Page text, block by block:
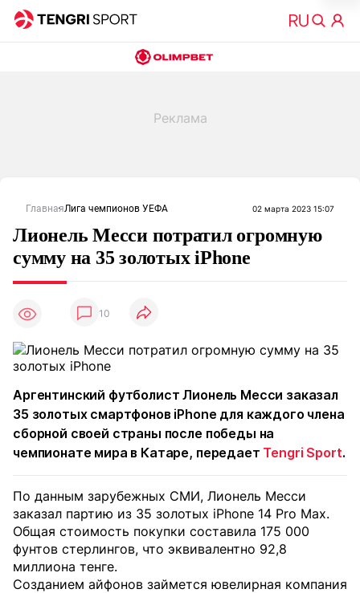
ГлавнаяЛига чемпионов УЕФА 02 марта 2023 15:07
Лионель Месси потратил огромную
сумму на 35 золотых iPhone
10
Аргентинский футболист Лионель Месси заказал
35 золотых смартфонов iPhone для каждого члена
сборной своей страны после победы на
чемпионате мира в Катаре, передает Tengri Sport.
По данным зарубежных СМИ, Лионель Месси
заказал партию из 35 золотых iPhone 14 Pro Max.
Общая стоимость покупки составила 175 000
фунтов стерлингов, что эквивалентно 92,8
миллиона тенге.
Созданием айфонов займется ювелирная компания